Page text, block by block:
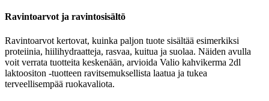
Ravintoarvot ja ravintosisältö
Ravintoarvot kertovat, kuinka paljon tuote sisältää esimerkiksi
proteiinia, hiilihydraatteja, rasvaa, kuitua ja suolaa. Näiden avulla
voit verrata tuotteita keskenään, arvioida Valio kahvikerma 2dl
laktoositon -tuotteen ravitsemuksellista laatua ja tukea
terveellisempää ruokavaliota.